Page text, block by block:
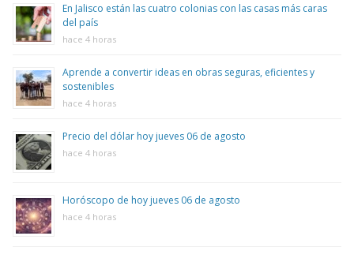
En Jalisco están las cuatro colonias con las casas más caras
del país
hace 4 horas
Aprende a convertir ideas en obras seguras, eficientes y
sostenibles
hace 4 horas
Precio del dólar hoy jueves 06 de agosto
hace 4 horas
Horóscopo de hoy jueves 06 de agosto
hace 4 horas